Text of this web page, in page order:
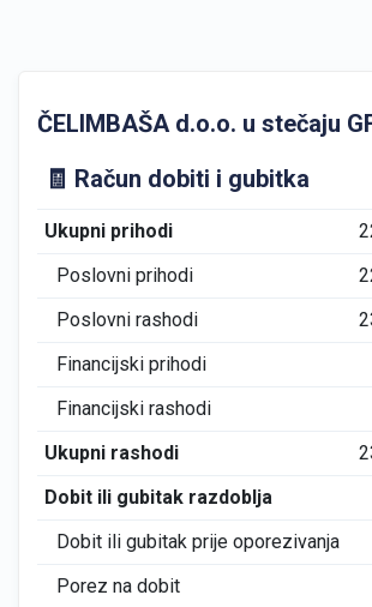
ČELIMBAŠA d.o.o. u stečaju
🧾 Račun dobiti i gubitka
Ukupni prihodi
Poslovni prihodi
Poslovni rashodi
Financijski prihodi
Financijski rashodi
Ukupni rashodi
Dobit ili gubitak razdoblja
Dobit ili gubitak prije oporezivanja
Porez na dobit